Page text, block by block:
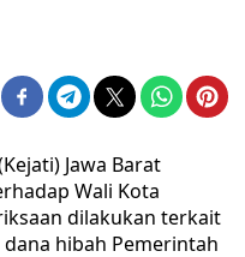
Jawa Barat
Wali Kota
dilakukan terkait
hibah Pemerintah